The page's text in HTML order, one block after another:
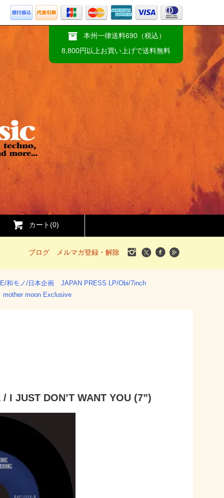
本州一律送料690（税込）
8,800円以上お買い上げで送料無料
カート(0)
ブログ メルマガ登録・解除
和モノ/日本企画
JAPAN PRESS LP/Obi/7inch
mother moon Exclusive
I JUST DON’T WANT YOU (7”)